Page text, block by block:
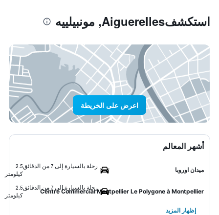
استكشفAiguerelles, مونبيلييه
اعرض على الخريطة
أشهر المعالم
ميدان اوروبا
رحلة بالسيارة إلى 7 من الدقائق
2.5
كيلومتر
Centre Commercial Montpellier Le Polygone à Montpellier
رحلة بالسيارة إلى 7 من الدقائق
2.5
كيلومتر
إظهار المزيد